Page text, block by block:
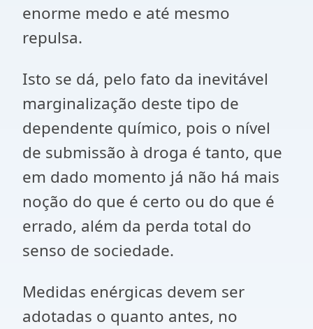
enorme medo e até mesmo
repulsa.
Isto se dá, pelo fato da inevitável
marginalização deste tipo de
dependente químico, pois o nível
de submissão à droga é tanto, que
em dado momento já não há mais
noção do que é certo ou do que é
errado, além da perda total do
senso de sociedade.
Medidas enérgicas devem ser
adotadas o quanto antes, no